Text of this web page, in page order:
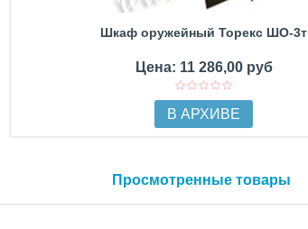
Шкаф оружейный Торекс ШО-3т
Цена: 11 286,00 руб
В АРХИВЕ
Просмотренные товары